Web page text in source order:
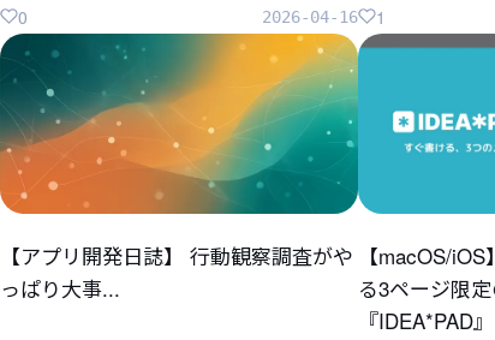
2026-04-16
0 1
【アプリ開発日誌】 行動観察調査がや
っぱり大事...
【macOS/
る3ページ限定
『IDEA*PAD